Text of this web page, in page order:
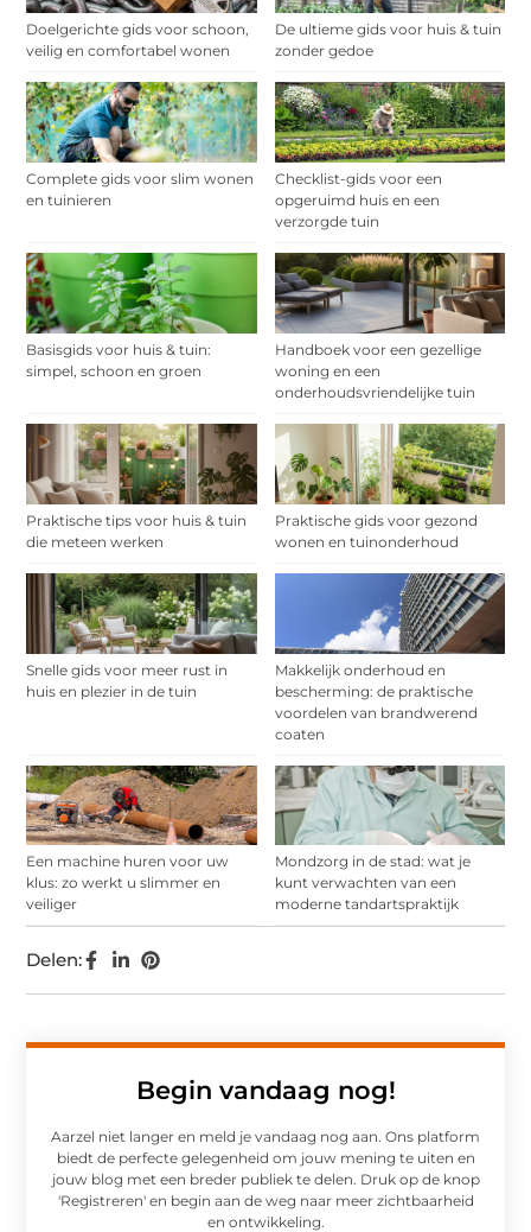
Doelgerichte gids voor schoon,
veilig en comfortabel wonen
De ultieme gids voor huis & tuin
zonder gedoe
Complete gids voor slim wonen
en tuinieren
Checklist-gids voor een
opgeruimd huis en een
verzorgde tuin
Basisgids voor huis & tuin:
simpel, schoon en groen
Handboek voor een gezellige
woning en een
onderhoudsvriendelijke tuin
Praktische tips voor huis & tuin
die meteen werken
Praktische gids voor gezond
wonen en tuinonderhoud
Snelle gids voor meer rust in
huis en plezier in de tuin
Makkelijk onderhoud en
bescherming: de praktische
voordelen van brandwerend
coaten
Een machine huren voor uw
klus: zo werkt u slimmer en
veiliger
Mondzorg in de stad: wat je
kunt verwachten van een
moderne tandartspraktijk
Begin vandaag nog!
Aarzel niet langer en meld je vandaag nog aan. Ons platform
biedt de perfecte gelegenheid om jouw mening te uiten en
jouw blog met een breder publiek te delen. Druk op de knop
'Registreren' en begin aan de weg naar meer zichtbaarheid
en ontwikkeling.
Delen: